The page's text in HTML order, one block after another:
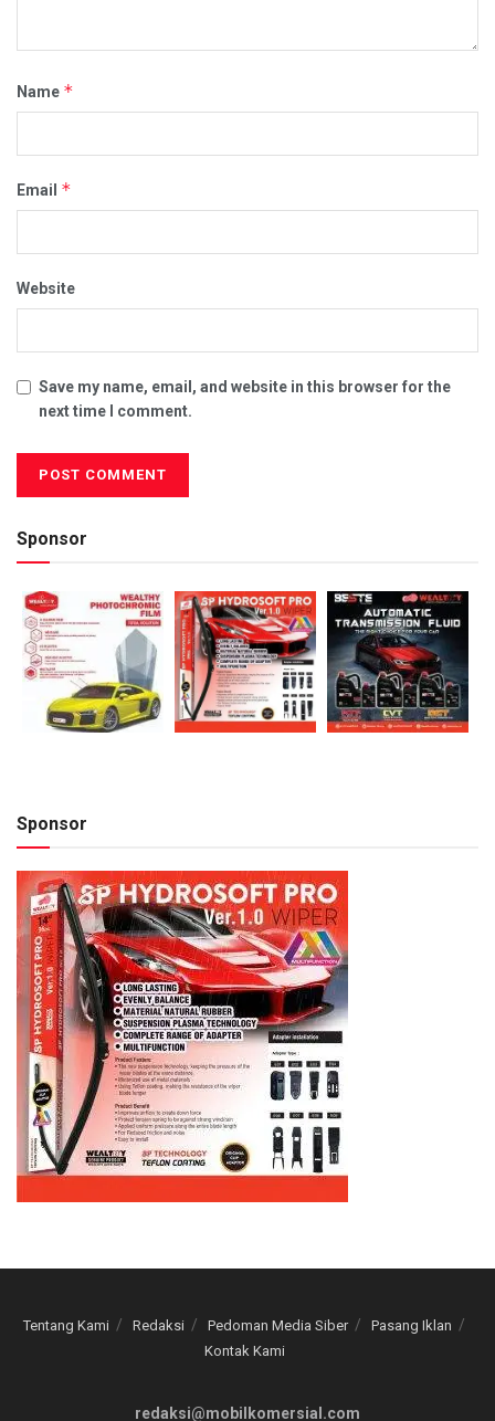
Name *
Email *
Website
Save my name, email, and website in this browser for the
next time I comment.
Sponsor
Sponsor
Tentang Kami Redaksi Pedoman Media Siber
Pasang Iklan
Kontak Kami
redaksi@mobilkomersial.com